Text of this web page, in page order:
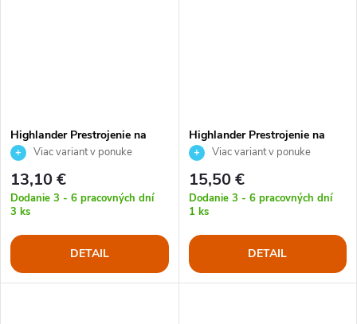
Highlander Prestrojenie na
batoh 35 - 50L
Viac variant v ponuke
13,10 €
Dodanie 3 - 6 pracovných dní
3 ks
DETAIL
Highlander Prestrojenie na
batoh 50-70L
Viac variant v ponuke
15,50 €
Dodanie 3 - 6 pracovných dní
1 ks
DETAIL